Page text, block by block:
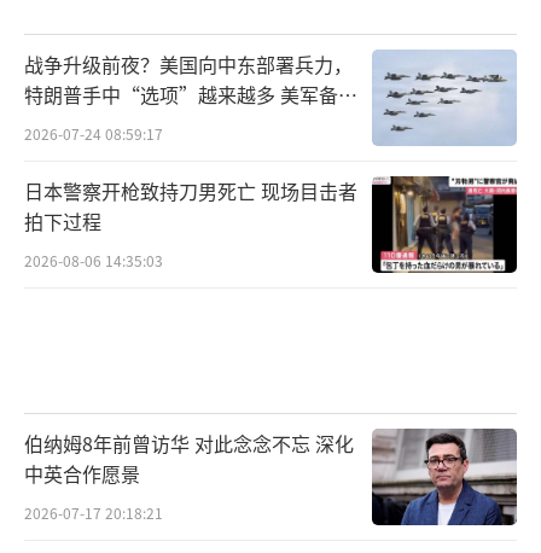
战争升级前夜？美国向中东部署兵力，
特朗普手中“选项”越来越多 美军备战
态势加剧
2026-07-24 08:59:17
日本警察开枪致持刀男死亡 现场目击者
拍下过程
2026-08-06 14:35:03
伯纳姆8年前曾访华 对此念念不忘 深化
中英合作愿景
2026-07-17 20:18:21